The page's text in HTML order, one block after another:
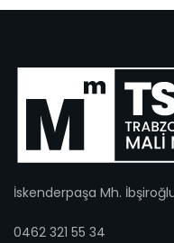
İskenderpaşa Mh.
0462 321 55 34